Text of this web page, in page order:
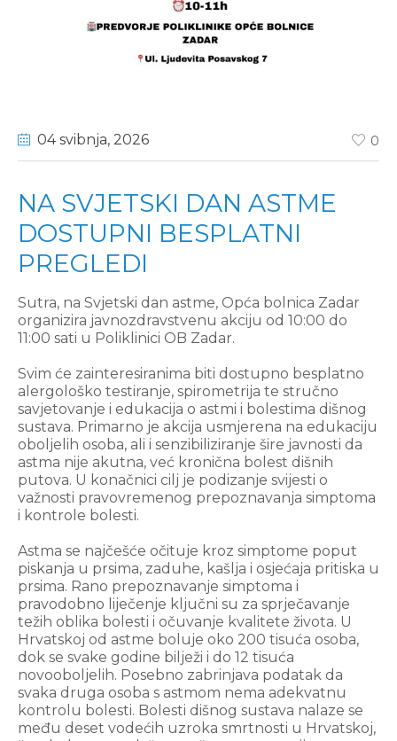
04 svibnja, 2026 0
NA SVJETSKI DAN ASTME
DOSTUPNI BESPLATNI
PREGLEDI
Sutra, na Svjetski dan astme, Opća bolnica Zadar
organizira javnozdravstvenu akciju od 10:00 do
11:00 sati u Poliklinici OB Zadar.
Svim će zainteresiranima biti dostupno besplatno
alergološko testiranje, spirometrija te stručno
savjetovanje i edukacija o astmi i bolestima dišnog
sustava. Primarno je akcija usmjerena na edukaciju
oboljelih osoba, ali i senzibiliziranje šire javnosti da
astma nije akutna, već kronična bolest dišnih
putova. U konačnici cilj je podizanje svijesti o
važnosti pravovremenog prepoznavanja simptoma
i kontrole bolesti.
Astma se najčešće očituje kroz simptome poput
piskanja u prsima, zaduhe, kašlja i osjećaja pritiska u
prsima. Rano prepoznavanje simptoma i
pravodobno liječenje ključni su za sprječavanje
težih oblika bolesti i očuvanje kvalitete života. U
Hrvatskoj od astme boluje oko 200 tisuća osoba,
dok se svake godine bilježi i do 12 tisuća
novooboljelih. Posebno zabrinjava podatak da
svaka druga osoba s astmom nema adekvatnu
kontrolu bolesti. Bolesti dišnog sustava nalaze se
među deset vodećih uzroka smrtnosti u Hrvatskoj,